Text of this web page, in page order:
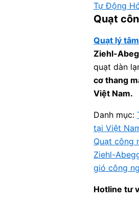
Tự Động
Quạt
Quạt lý
Ziehl-
quạt dàn
cơ thang
Việt Nam.
Danh mục:
tại Việt
Quạt công
Ziehl-
gió công
Hotline tư